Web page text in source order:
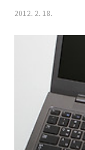
지 등을 알아 보도록
트북을 바닥에서 조
기존모니터와 눈높
래 노트북이 놓인다
Stand에 올려놓으면
2012. 2. 18.